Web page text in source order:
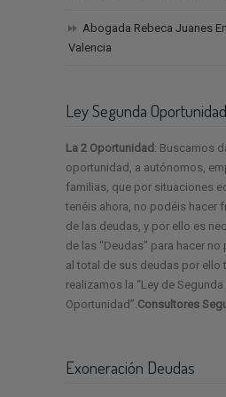
Abogada Rebeca Juanes
Valencia
Ley Segunda Oportunidad
La 2 Oportunidad : Buscamos
oportunidad, a autónomos,
familias, que por situaciones
tenéis ahora, no podéis hacer
de las deudas, y por ello es
de las “Deudas” para hacer
al total de sus deudas por ello
realizamos la “Ley de Segunda
Oportunidad”. Consultores
Exoneración Deudas